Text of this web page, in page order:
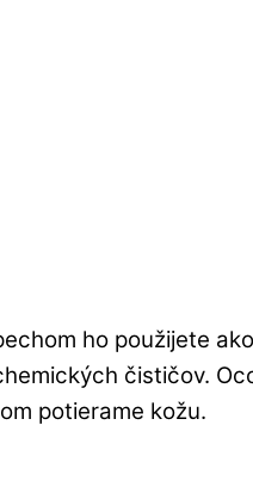
ho použijete
čističov.
potierame kožu.